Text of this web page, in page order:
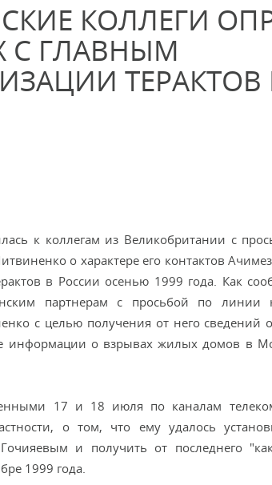
КОЛЛЕГИ
С ГЛАВНЫМ
ТЕРАКТОВ
к коллегам из Великобритании с
о характере его контактов
в России осенью 1999 года. Как
партнерам с просьбой по линии
с целью получения от него сведений о
информации о взрывах жилых домов в
17 и 18 июля по каналам
о том, что ему удалось
и получить от последнего
1999 года.